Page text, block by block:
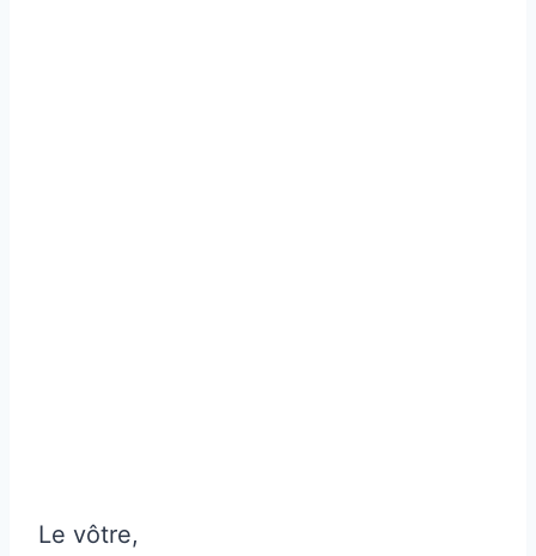
Le vôtre,